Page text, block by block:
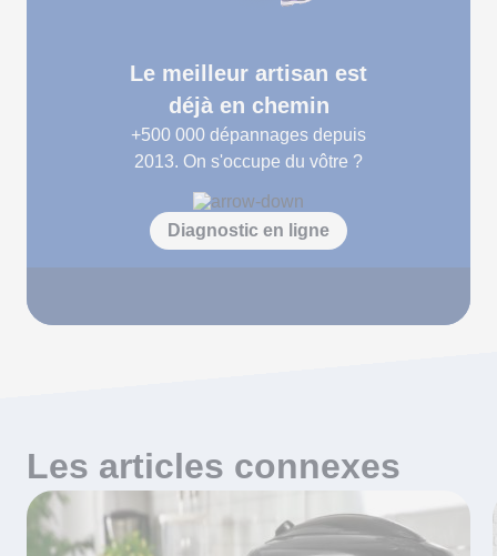
Le meilleur artisan est
déjà en chemin
+500 000 dépannages depuis
2013. On s'occupe du vôtre ?
Diagnostic en ligne
Les articles connexes